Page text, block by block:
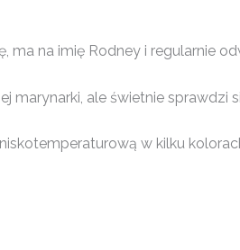
na imię Rodney i regularnie
marynarki, ale świetnie sprawdzi
w kilku